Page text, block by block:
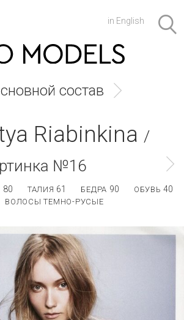
in English
состав
Riabinkina /
№16
80 ТАЛИЯ 61 БЕДРА 90 ОБУВЬ40
ВОЛОСЫ ТЕМНО-РУСЫЕ